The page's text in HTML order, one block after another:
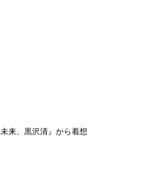
来、黒沢清』から着想